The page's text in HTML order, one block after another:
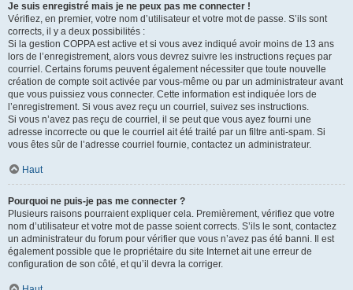
Je suis enregistré mais je ne peux pas me connecter !
Vérifiez, en premier, votre nom d’utilisateur et votre mot de passe. S’ils sont
corrects, il y a deux possibilités :
Si la gestion COPPA est active et si vous avez indiqué avoir moins de 13 ans
lors de l’enregistrement, alors vous devrez suivre les instructions reçues par
courriel. Certains forums peuvent également nécessiter que toute nouvelle
création de compte soit activée par vous-même ou par un administrateur avant
que vous puissiez vous connecter. Cette information est indiquée lors de
l’enregistrement. Si vous avez reçu un courriel, suivez ses instructions.
Si vous n’avez pas reçu de courriel, il se peut que vous ayez fourni une
adresse incorrecte ou que le courriel ait été traité par un filtre anti-spam. Si
vous êtes sûr de l’adresse courriel fournie, contactez un administrateur.
Haut
Pourquoi ne puis-je pas me connecter ?
Plusieurs raisons pourraient expliquer cela. Premièrement, vérifiez que votre
nom d’utilisateur et votre mot de passe soient corrects. S’ils le sont, contactez
un administrateur du forum pour vérifier que vous n’avez pas été banni. Il est
également possible que le propriétaire du site Internet ait une erreur de
configuration de son côté, et qu’il devra la corriger.